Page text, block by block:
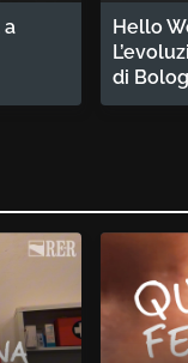
a
Hello
di